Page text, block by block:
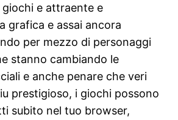
e attraente e
grafica e assai ancora
per mezzo di personaggi
stanno cambiando le
e anche penare che veri
prestigioso, i giochi possono
subito nel tuo browser,